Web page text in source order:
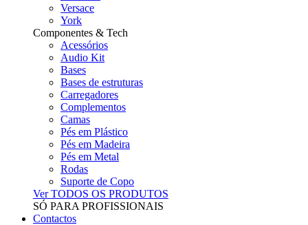
Versace
York
Componentes & Tech
Acessórios
Audio Kit
Bases
Bases de estruturas
Carregadores
Complementos
Camas
Pés em Plástico
Pés em Madeira
Pés em Metal
Rodas
Suporte de Copo
Ver TODOS OS PRODUTOS
SÓ PARA PROFISSIONAIS
Contactos